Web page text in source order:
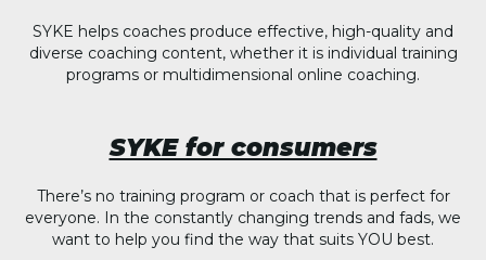
SYKE helps coaches produce effective, high-quality and
diverse coaching content, whether it is individual training
programs or multidimensional online coaching.
SYKE for consumers
There’s no training program or coach that is perfect for
everyone. In the constantly changing trends and fads, we
want to help you find the way that suits YOU best.